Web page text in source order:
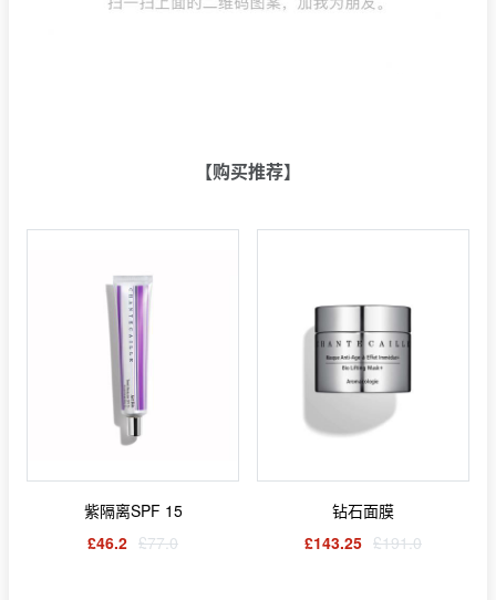
【购买推荐】
紫隔离SPF 15
£46.2 £77.0
钻石面膜
£143.25 £191.0